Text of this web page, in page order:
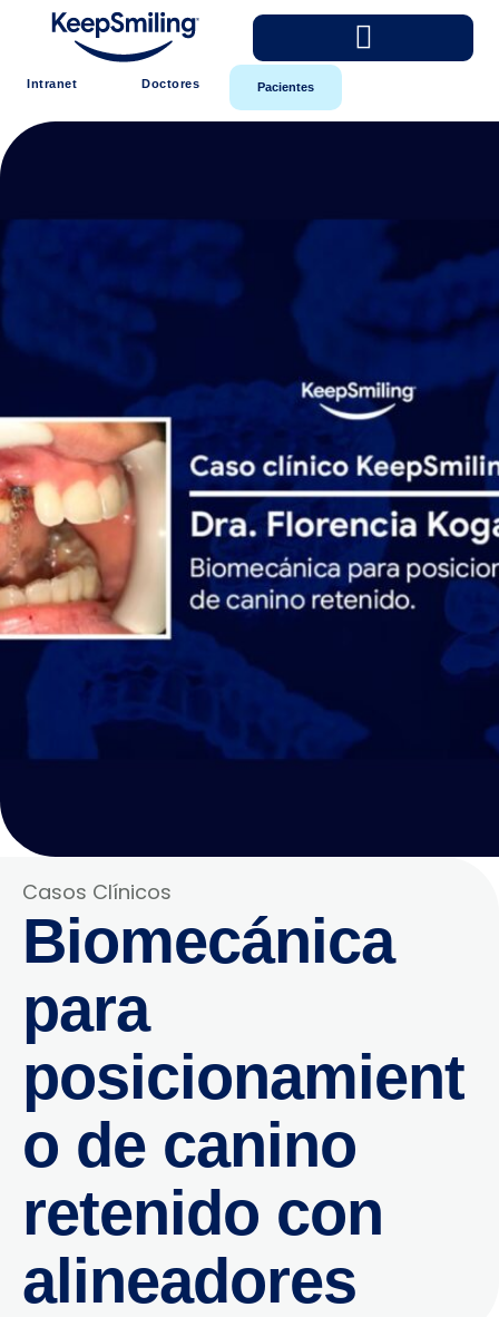
Intranet Doctores Pacientes
Casos Clínicos
Biomecánica
para
posicionamient
o de canino
retenido con
alineadores